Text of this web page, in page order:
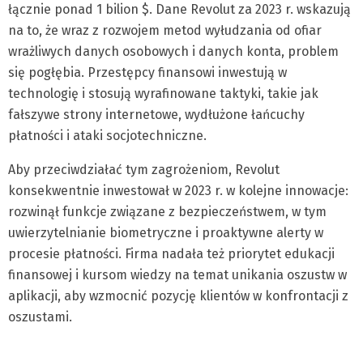
łącznie ponad 1 bilion $. Dane Revolut za 2023 r. wskazują
na to, że wraz z rozwojem metod wyłudzania od ofiar
wrażliwych danych osobowych i danych konta, problem
się pogłębia. Przestępcy finansowi inwestują w
technologię i stosują wyrafinowane taktyki, takie jak
fałszywe strony internetowe, wydłużone łańcuchy
płatności i ataki socjotechniczne.
Aby przeciwdziałać tym zagrożeniom, Revolut
konsekwentnie inwestował w 2023 r. w kolejne innowacje:
rozwinął funkcje związane z bezpieczeństwem, w tym
uwierzytelnianie biometryczne i proaktywne alerty w
procesie płatności. Firma nadała też priorytet edukacji
finansowej i kursom wiedzy na temat unikania oszustw w
aplikacji, aby wzmocnić pozycję klientów w konfrontacji z
oszustami.